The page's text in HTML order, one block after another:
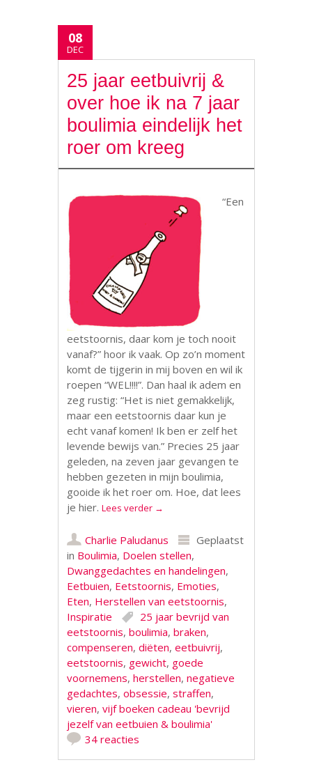
08
DEC
25 jaar eetbuivrij &
over hoe ik na 7 jaar
boulimia eindelijk het
roer om kreeg
“Een
eetstoornis, daar kom je toch nooit
vanaf?” hoor ik vaak. Op zo’n moment
komt de tijgerin in mij boven en wil ik
roepen “WEL!!!!”. Dan haal ik adem en
zeg rustig: “Het is niet gemakkelijk,
maar een eetstoornis daar kun je
echt vanaf komen! Ik ben er zelf het
levende bewijs van.” Precies 25 jaar
geleden, na zeven jaar gevangen te
hebben gezeten in mijn boulimia,
gooide ik het roer om. Hoe, dat lees
je hier.Lees verder →
Charlie Paludanus
Geplaatst
in Boulimia, Doelen stellen,
Dwanggedachtes en handelingen,
Eetbuien, Eetstoornis, Emoties,
Eten, Herstellen van eetstoornis,
Inspiratie
25 jaar bevrijd van
eetstoornis,boulimia,braken,
compenseren,diëten,eetbuivrij,
eetstoornis, gewicht, goede
voornemens,herstellen,negatieve
gedachtes,obsessie,straffen,
vieren,vijf boeken cadeau 'bevrijd
jezelf van eetbuien & boulimia'
34 reacties